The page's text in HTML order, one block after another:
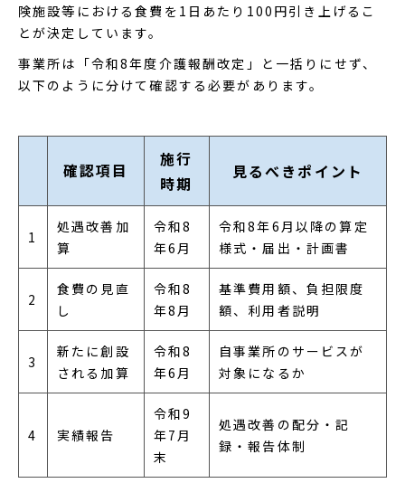
険施設等における食費を1日あたり100円引き上げるこ
とが決定しています。
事業所は「令和8年度介護報酬改定」と一括りにせず、
以下のように分けて確認する必要があります。
確認項目
施行
時期
見るべきポイント
1
処遇改善加
算
令和8
年6月
令和8年6月以降の算定
様式・届出・計画書
2
食費の見直
し
令和8
年8月
基準費用額、負担限度
額、利用者説明
3
新たに創設
される加算
令和8
年6月
自事業所のサービスが
対象になるか
4 実績報告
令和9
年7月
末
処遇改善の配分・記
録・報告体制